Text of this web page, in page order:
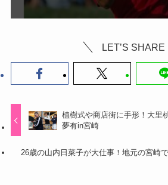
LET’S SHARE
植樹式や商店街に手形！大里
夢有in宮崎
26歳の山内日菜子が大仕事！地元の宮崎